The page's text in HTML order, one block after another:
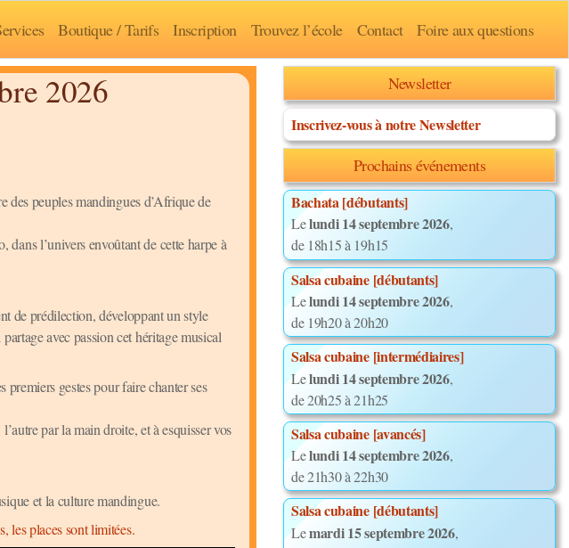
Boutique / Tarifs Inscription Trouvez l’école Contact Foire aux questions
2026
des peuples mandingues d’Afrique de
l’univers envoûtant de cette harpe à
de prédilection, développant un style
avec passion cet héritage musical
gestes pour faire chanter ses
par la main droite, et à esquisser vos
et la culture mandingue.
les places sont limitées.
Newsletter
Inscrivez-vous à notre Newsletter
Prochains événements
Bachata [débutants]
Lelundi 14 septembre 2026,
de 18h15 à 19h15
Salsa cubaine [débutants]
Lelundi 14 septembre 2026,
de 19h20 à 20h20
Salsa cubaine [intermédiaires]
Lelundi 14 septembre 2026,
de 20h25 à 21h25
Salsa cubaine [avancés]
Lelundi 14 septembre 2026,
de 21h30 à 22h30
Salsa cubaine [débutants]
Lemardi 15 septembre 2026,